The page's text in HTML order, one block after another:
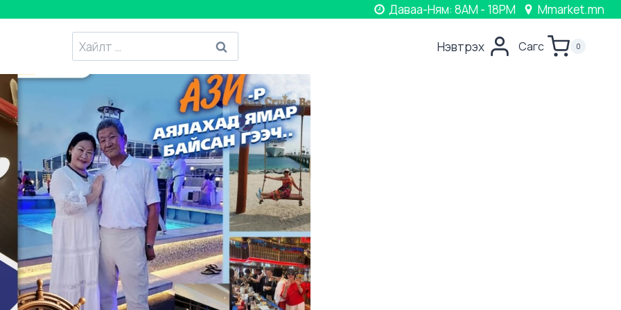
Даваа-Ням: 8AM - 18PM Mmarket.mn
Хайлтанд
:
Нэвтрэх Сагс 0